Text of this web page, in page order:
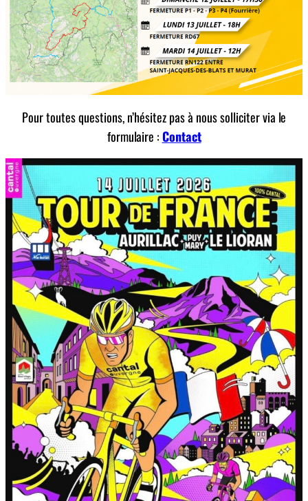
Pour toutes questions, n’hésitez pas à nous solliciter via le
formulaire :Contact